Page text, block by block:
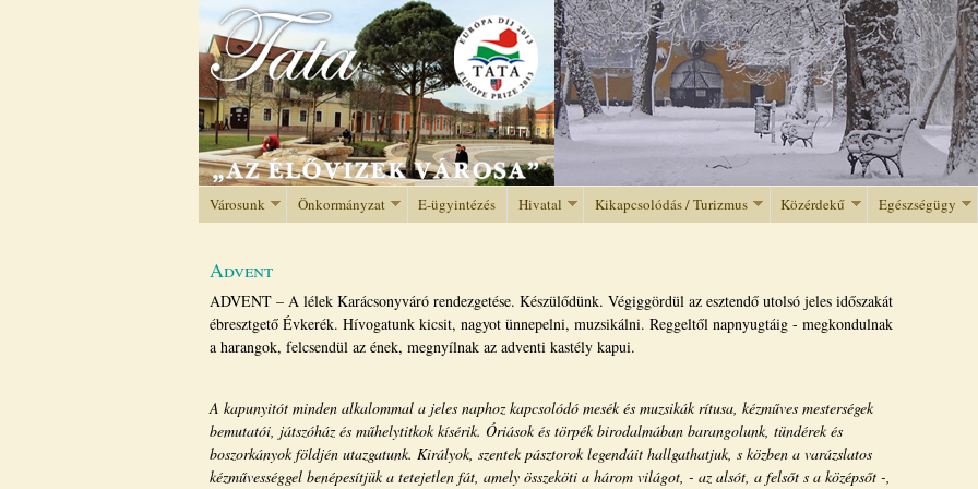
Jump to navigation
Városunk Önkormányzat E-ügyintézés Hivatal Kikapcsolódás / Turizmus Közérdekű Egészségügy
Advent
ADVENT – A lélek Karácsonyváró rendezgetése. Készülődünk. Végiggördül az esztendő utolsó jeles időszakát
ébresztgető Évkerék. Hívogatunk kicsit, nagyot ünnepelni, muzsikálni. Reggeltől napnyugtáig - megkondulnak
a harangok, felcsendül az ének, megnyílnak az adventi kastély kapui.
A kapunyitót minden alkalommal a jeles naphoz kapcsolódó mesék és muzsikák rítusa, kézműves mesterségek
bemutatói, játszóház és műhelytitkok kísérik. Óriások és törpék birodalmában barangolunk, tündérek és
boszorkányok földjén utazgatunk. Királyok, szentek pásztorok legendáit hallgathatjuk, s közben a varázslatos
kézművességgel benépesítjük a tetejetlen fát, amely összeköti a három világot, - az alsót, a felsőt s a középsőt -,